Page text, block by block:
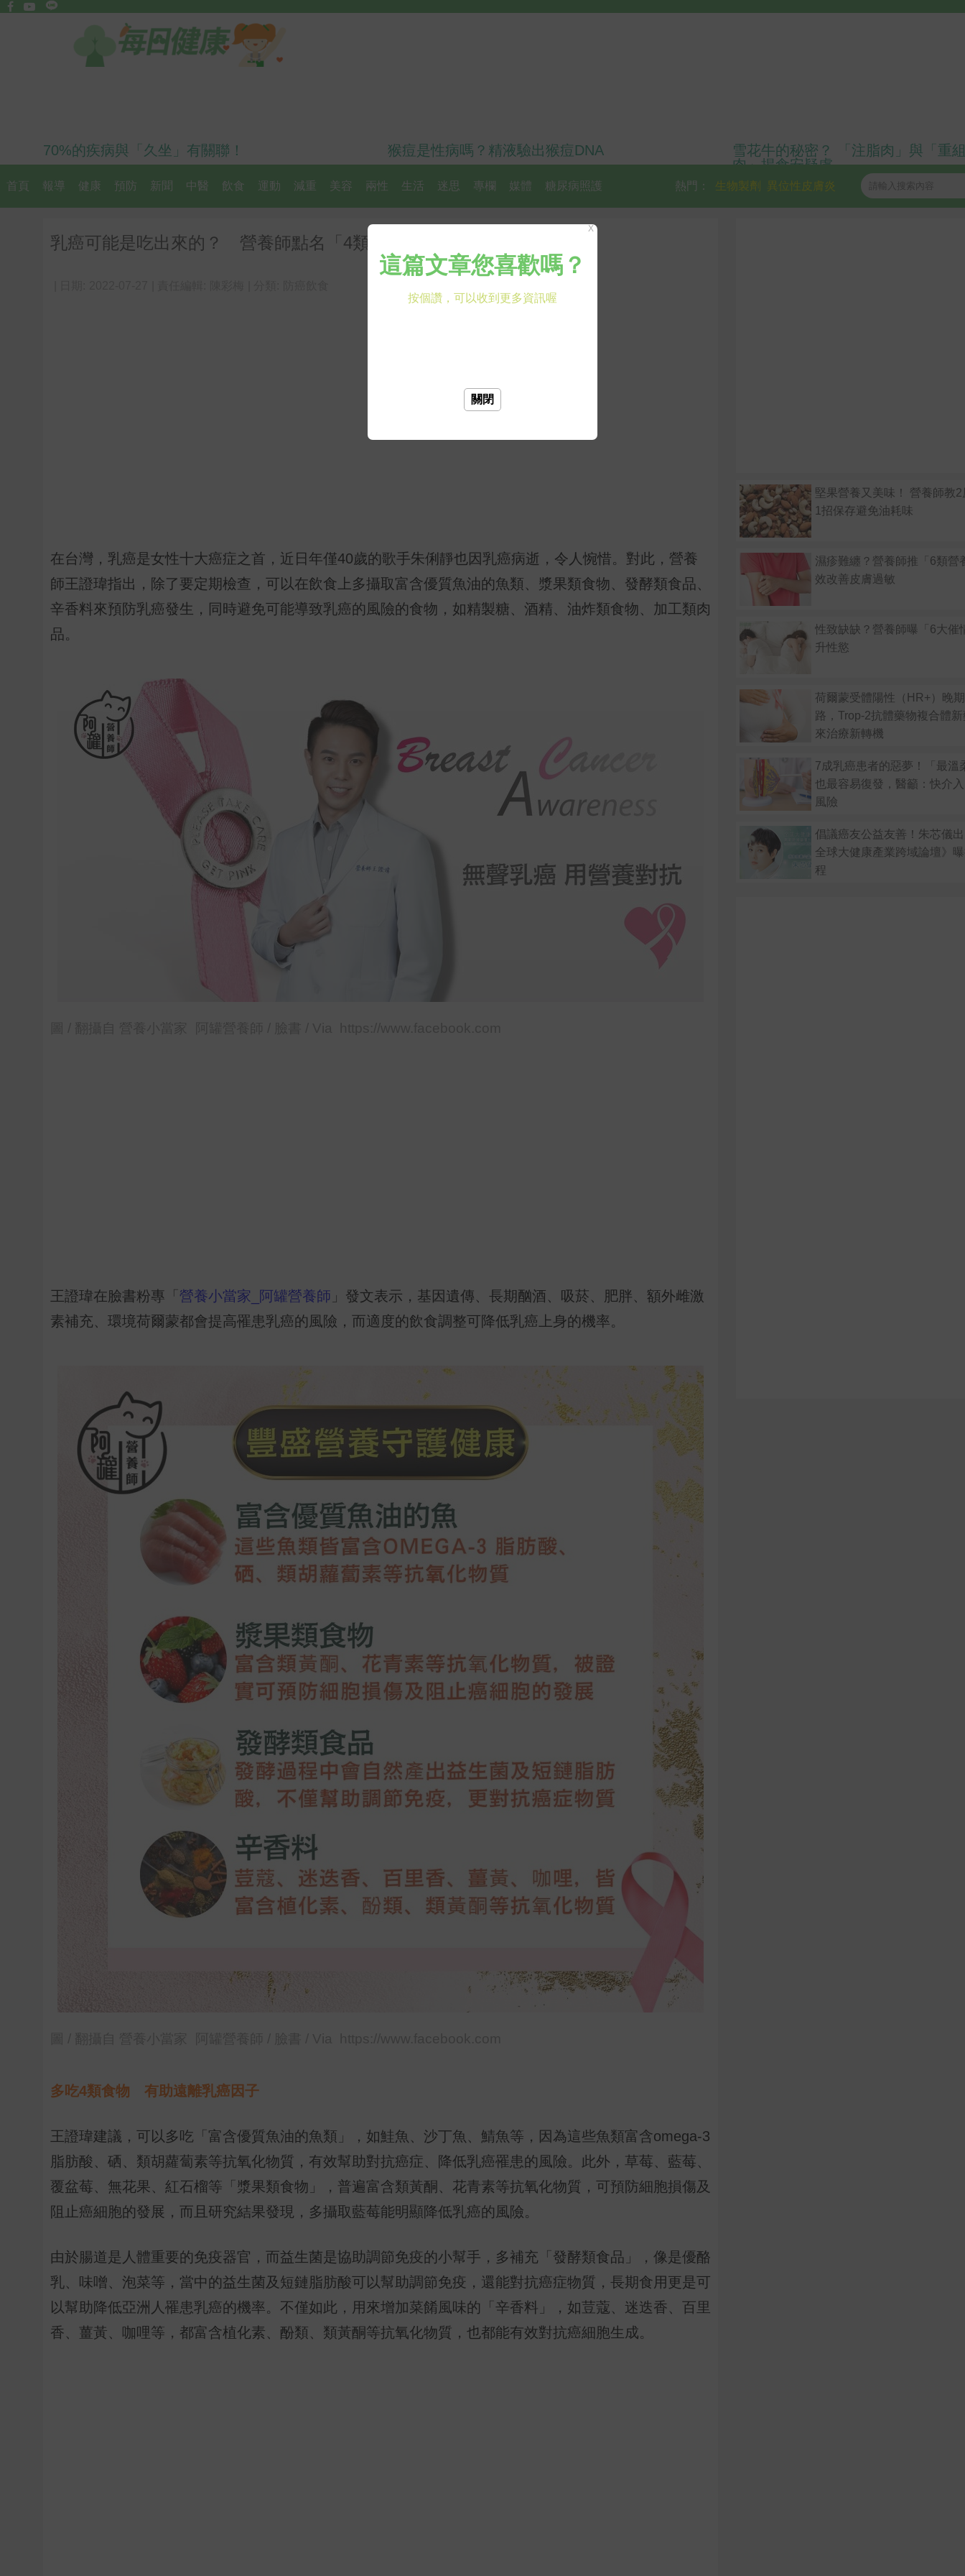
70%的疾病與「久坐」有關聯！ 猴痘是性病嗎？精液驗出猴痘DNA
雪花牛的秘密？ 「注脂肉」與「重
肉」揭食安疑慮
首頁 報導 健康 預防 新聞 中醫 飲食 運動 減重 美容 兩性 生活 迷思 專欄 媒體 糖尿病照護 異位性皮膚炎
生物製劑
熱門：
乳癌可能是吃出來的？ 營養師點名「4類食物」可預防
在台灣，乳癌是女性十大癌症之首，近日年僅40歲的歌手朱俐靜也因乳癌病逝，令人惋惜。對此，營養
師王證瑋指出，除了要定期檢查，可以在飲食上多攝取富含優質魚油的魚類、漿果類食物、發酵類食品、
辛香料來預防乳癌發生，同時避免可能導致乳癌的風險的食物，如精製糖、酒精、油炸類食物、加工類肉
品。
王證瑋在臉書粉專「 營養小當家_阿罐營養師 」發文表示，基因遺傳、長期酗酒、吸菸、肥胖、額外雌激
素補充、環境荷爾蒙都會提高罹患乳癌的風險，而適度的飲食調整可降低乳癌上身的機率。
多吃4類食物 有助遠離乳癌因子
王證瑋建議，可以多吃「富含優質魚油的魚類」，如鮭魚、沙丁魚、鯖魚等，因為這些魚類富含omega-3
脂肪酸、硒、類胡蘿蔔素等抗氧化物質，有效幫助對抗癌症、降低乳癌罹患的風險。此外，草莓、藍莓、
覆盆莓、無花果、紅石榴等「漿果類食物」，普遍富含類黃酮、花青素等抗氧化物質，可預防細胞損傷及
阻止癌細胞的發展，而且研究結果發現，多攝取藍莓能明顯降低乳癌的風險。
由於腸道是人體重要的免疫器官，而益生菌是協助調節免疫的小幫手，多補充「發酵類食品」，像是優酪
乳、味噌、泡菜等，當中的益生菌及短鏈脂肪酸可以幫助調節免疫，還能對抗癌症物質，長期食用更是可
以幫助降低亞洲人罹患乳癌的機率。不僅如此，用來增加菜餚風味的「辛香料」，如荳蔻、迷迭香、百里
香、薑黃、咖哩等，都富含植化素、酚類、類黃酮等抗氧化物質，也都能有效對抗癌細胞生成。
堅果營養又美味！ 營養師
1招保存避免油耗味
濕疹難纏？營養師推「6類
效改善皮膚過敏
性致缺缺？營養師曝「6大催
升性慾
荷爾蒙受體陽性（HR+）晚
路，Trop-2抗體藥物複合體
來治療新轉機
7成乳癌患者的惡夢！「最溫
也最容易復發，醫籲：快介
風險
倡議癌友公益友善！朱芯儀
全球大健康產業跨域論壇》
程
X
關閉